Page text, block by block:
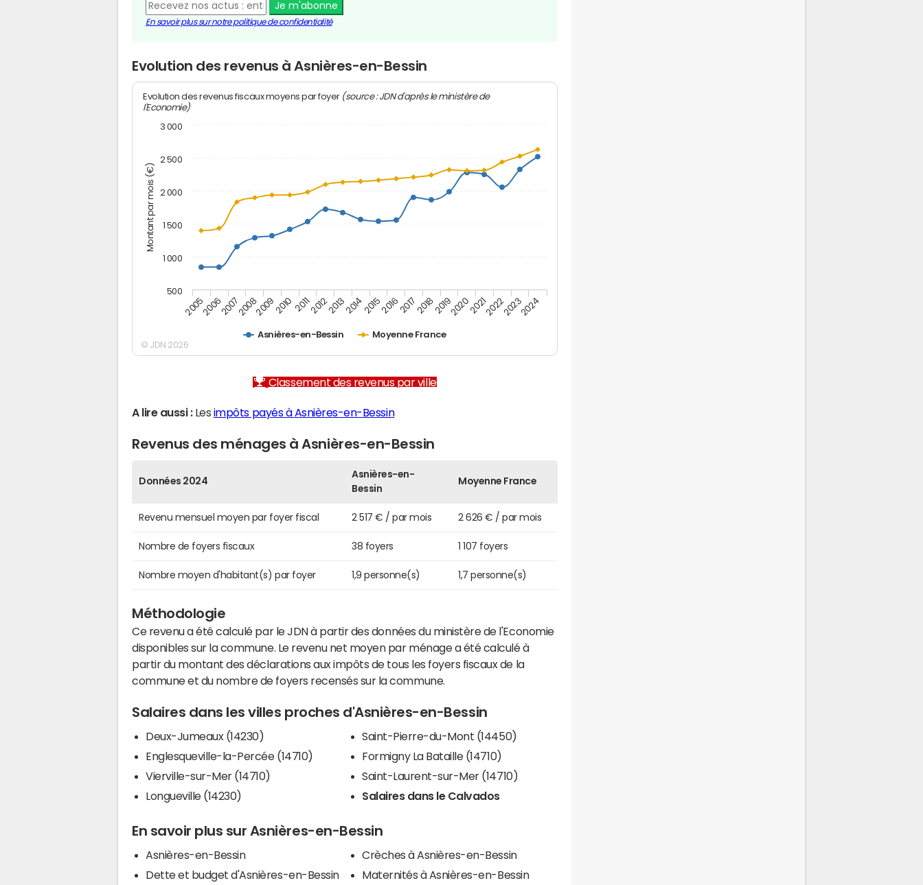
Je m'abonne
En savoir plus sur notre politique de confidentialité
Evolution des revenus à Asnières-en-Bessin
Montant par mois (€)
Evolution des revenus fiscaux moyens par foyer (source : JDN d'après le ministère de
l'Economie)
Asnières-en-Bessin Moyenne France
200520062007200820092010 20112012201320142015201620172018201920202021202220232024
500
1 000
1 500
2 000
2 500
3 000
© JDN 2026
Classement des revenus par ville
A lire aussi :Les impôts payés à Asnières-en-Bessin
Revenus des ménages à Asnières-en-Bessin
Données 2024
Asnières-en-
Bessin
Moyenne France
Revenu mensuel moyen par foyer fiscal 2 517 € / par mois 2 626 € / par mois
Nombre de foyers fiscaux 38 foyers 1 107 foyers
Nombre moyen d'habitant(s) par foyer 1,9 personne(s) 1,7 personne(s)
Méthodologie
Ce revenu a été calculé par le JDN à partir des données du ministère de l'Economie
disponibles sur la commune. Le revenu net moyen par ménage a été calculé à
partir du montant des déclarations aux impôts de tous les foyers fiscaux de la
commune et du nombre de foyers recensés sur la commune.
Salaires dans les villes proches d'Asnières-en-Bessin
Deux-Jumeaux (14230)
Englesqueville-la-Percée (14710)
Vierville-sur-Mer (14710)
Longueville (14230)
Saint-Pierre-du-Mont (14450)
Formigny La Bataille (14710)
Saint-Laurent-sur-Mer (14710)
Salaires dans le Calvados
En savoir plus sur Asnières-en-Bessin
Asnières-en-Bessin
Dette et budget d'Asnières-en-Bessin
Crèches à Asnières-en-Bessin
Maternités à Asnières-en-Bessin